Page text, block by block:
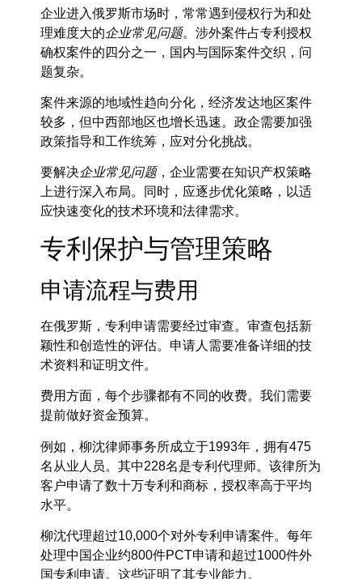
企业进入俄罗斯市场时，常常遇到侵权行为和处
理难度大的企业常见问题。涉外案件占专利授权
确权案件的四分之一，国内与国际案件交织，问
题复杂。
案件来源的地域性趋向分化，经济发达地区案件
较多，但中西部地区也增长迅速。政企需要加强
政策指导和工作统筹，应对分化挑战。
要解决企业常见问题，企业需要在知识产权策略
上进行深入布局。同时，应逐步优化策略，以适
应快速变化的技术环境和法律需求。
专利保护与管理策略
申请流程与费用
在俄罗斯，专利申请需要经过审查。审查包括新
颖性和创造性的评估。申请人需要准备详细的技
术资料和证明文件。
费用方面，每个步骤都有不同的收费。我们需要
提前做好资金预算。
例如，柳沈律师事务所成立于1993年，拥有475
名从业人员。其中228名是专利代理师。该律所为
客户申请了数十万专利和商标，授权率高于平均
水平。
柳沈代理超过10,000个对外专利申请案件。每年
处理中国企业约800件PCT申请和超过1000件外
国专利申请。这些证明了其专业能力。